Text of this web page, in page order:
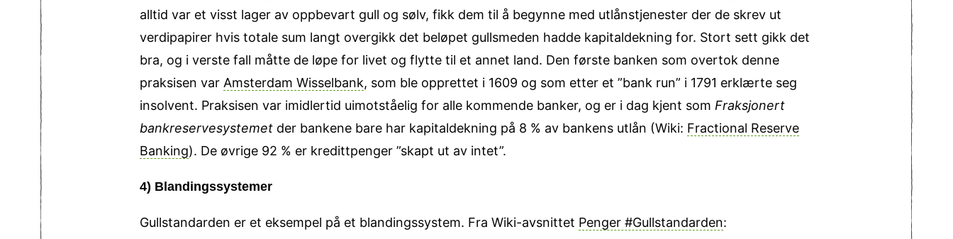
alltid var et visst lager av oppbevart gull og sølv, fikk dem til å begynne med utlånstjenester der de skrev ut
verdipapirer hvis totale sum langt overgikk det beløpet gullsmeden hadde kapitaldekning for. Stort sett gikk det
bra, og i verste fall måtte de løpe for livet og flytte til et annet land. Den første banken som overtok denne
praksisen var Amsterdam Wisselbank, som ble opprettet i 1609 og som etter et ”bank run” i 1791 erklærte seg
insolvent. Praksisen var imidlertid uimotståelig for alle kommende banker, og er i dag kjent som Fraksjonert
bankreserve­systemet der bankene bare har kapitaldekning på 8 % av bankens utlån (Wiki: Fractional Reserve
Banking). De øvrige 92 % er kredittpenger ”skapt ut av intet”.
4) Blandingssystemer
Gullstandarden er et eksempel på et blandingssystem. Fra Wiki-avsnittet Penger #Gull­standarden: